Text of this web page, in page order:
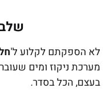
לא הספקתם לקלוע ל'
מערכת ניקוז ומים
בעצם, הכל בסדר.